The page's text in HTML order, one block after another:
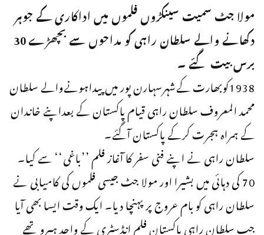
مولا جٹ سمیت سینکڑوں فلموں میں اداکاری کے جوہر
دکھانے والے سلطان راہی کو مداحوں سے بچھڑے 30
برس بیت گئے ۔
1938کوبھارت کےشہرسہارن پور میں پیداہونےوالے سلطان
محمد المعروف سلطان راہی قیام پاکستان کے بعداپنے خاندان
کے ہمراہ ہجرت کرکے پاکستان آگئے۔
سلطان راہی نے اپنے فنی سفر کا آغاز فلم ’’باغی‘‘ سے کیا۔
70 کی دہائی میں بشیرا اور مولا جٹ جیسی فلموں کی کامیابی نے
سلطان راہی کو بام عروج پر پہنچا دیا۔ ایک وقت ایسا بھی آیا
جب سلطان راہی پاکستان فلم انڈسٹری کے واحد ہیرو تھے